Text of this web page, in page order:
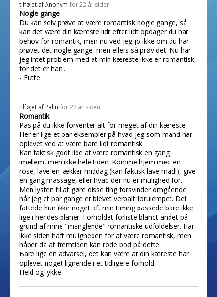
tilføjet afAnonym for 22 år siden
Nogle gange
Du kan selv prøve at være romantisk nogle gange, så
kan det være din kæreste lidt efter lidt opdager du har
behov for romantik, men nu ved jeg jo ikke om du har
prøvet det nogle gange, men ellers så prøv det. Nu har
jeg intet problem med at min kæreste ikke er romantisk,
for det er han..
- Futte
tilføjet af Palin for 22 år siden
Romantik
Pas på du ikke forventer alt for meget af din kæreste.
Her er lige et par eksempler på hvad jeg som mand har
oplevet ved at være bare lidt romantisk.
Kan faktisk godt lide at være romantisk en gang
imellem, men ikke hele tiden. Komme hjem med en
rose, lave en lækker middag (kan faktisk lave mad!), give
en gang massage, eller hvad der nu er mulighed for.
Men lysten til at gøre disse ting forsvinder omgående
når jeg et par gange er blevet verbalt forulempet. Det
fattede hun ikke noget af, min timing passede bare ikke
lige i hendes planer. Forholdet forliste blandt andet på
grund af mine "manglende" romantiske udfoldelser. Har
ikke siden haft muligheden for at være romantisk, men
håber da at fremtiden kan rode bod på dette.
Bare lige en advarsel, det kan være at din kæreste har
oplevet noget lignende i et tidligere forhold.
Held og lykke.